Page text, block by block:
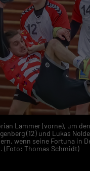
Lammer (vorne), um
(12) und Lukas
wenn seine Fortuna in
Thomas Schmidt)